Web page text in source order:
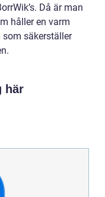
Då är man
håller en varm
som säkerställer
här